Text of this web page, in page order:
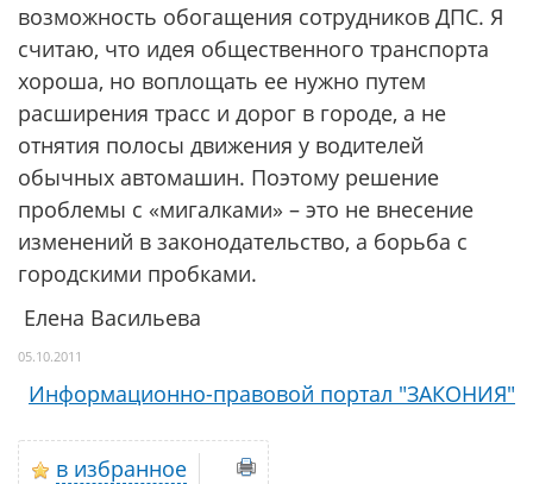
возможность обогащения сотрудников ДПС. Я
считаю, что идея общественного транспорта
хороша, но воплощать ее нужно путем
расширения трасс и дорог в городе, а не
отнятия полосы движения у водителей
обычных автомашин. Поэтому решение
проблемы с «мигалками» – это не внесение
изменений в законодательство, а борьба с
городскими пробками.
Елена Васильева
05.10.2011
Информационно-правовой портал "ЗАКОНИЯ"
в избранное